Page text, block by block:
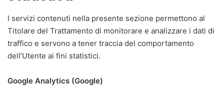
I servizi contenuti nella presente sezione permettono al
Titolare del Trattamento di monitorare e analizzare i dati di
traffico e servono a tener traccia del comportamento
dell’Utente ai fini statistici.
Google Analytics (Google)